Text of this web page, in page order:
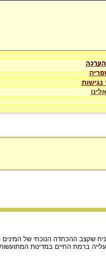
נגישות
ברמת החיים במדינות המתועשות.